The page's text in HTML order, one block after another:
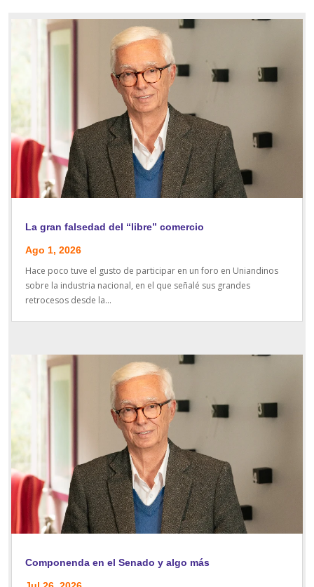
La gran falsedad del “libre” comercio
Ago 1, 2026
Hace poco tuve el gusto de participar en un foro en Uniandinos
sobre la industria nacional, en el que señalé sus grandes
retrocesos desde la...
Componenda en el Senado y algo más